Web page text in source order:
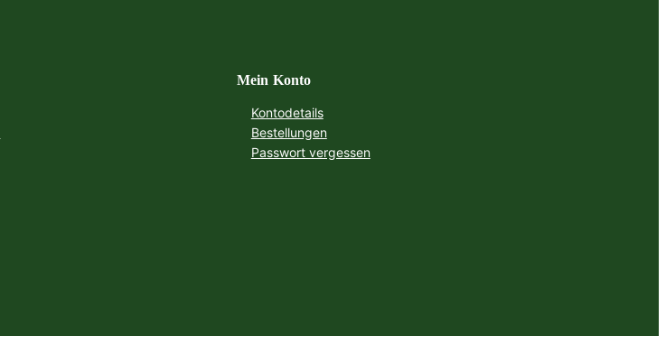
Mein Konto
Kontodetails
Bestellungen
Passwort vergessen